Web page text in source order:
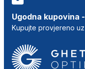
Ugodna kupovina
Kupujte provjereno